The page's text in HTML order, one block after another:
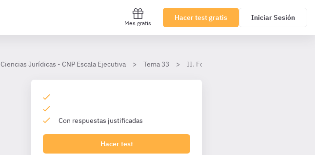
Mes gratis
Hacer test gratis Iniciar Sesión
Ciencias Jurídicas - CNP Escala Ejecutiva Tema 33 II. Formas sustitutivas de la ejecución
Con respuestas justificadas
Hacer test